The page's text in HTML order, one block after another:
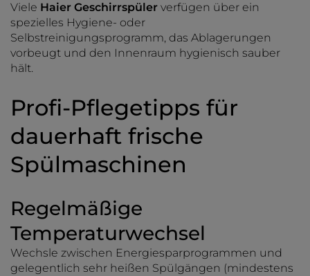
Viele Haier Geschirrspüler verfügen über ein
spezielles Hygiene- oder
Selbstreinigungsprogramm, das Ablagerungen
vorbeugt und den Innenraum hygienisch sauber
hält.
Profi-Pflegetipps für
dauerhaft frische
Spülmaschinen
Regelmäßige
Temperaturwechsel
Wechsle zwischen Energiesparprogrammen und
gelegentlich sehr heißen Spülgängen (mindestens